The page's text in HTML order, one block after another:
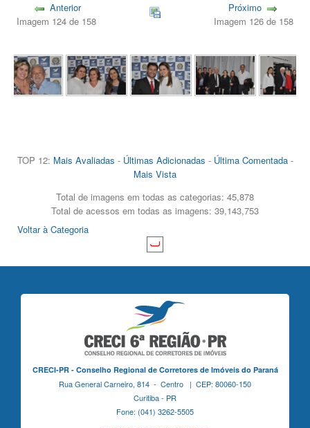
Anterior
Imagem 124 de 158
Próximo
Imagem 126 de 158
TOP 12: Mais Avaliadas - Últimas Adicionadas - Última Comentada-
Mais Vista
Total de imagens em todas as categorias: 45,878
Total de acessos em todas as imagens: 39,143,753
Voltar à Categoria
CRECI-PR - Conselho Regional de Corretores de Imóveis do Paraná
Rua General Carneiro, 814 - Centro | CEP: 80060-150
Curitiba - PR
Fone: (041) 3262-5505